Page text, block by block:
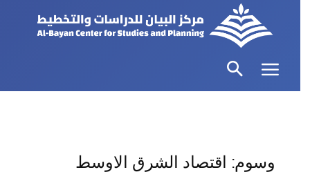
وسوم: اقتصاد الشرق الاوسط